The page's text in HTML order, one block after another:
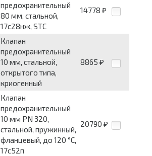
предохранительный
80 мм, стальной,
17с28нж, STC
14778 ₽
Клапан
предохранительный
10 мм, стальной,
открытого типа,
криогенный
8865 ₽
Клапан
предохранительный
10 мм PN 320,
стальной, пружинный,
фланцевый, до 120 °С,
17с52п
20790 ₽